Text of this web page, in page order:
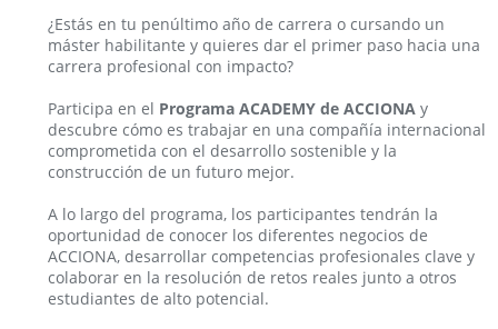
¿Estás en tu penúltimo año de carrera o cursando un
máster habilitante y quieres dar el primer paso hacia una
carrera profesional con impacto?
Participa en el Programa ACADEMY de ACCIONA y
descubre cómo es trabajar en una compañía internacional
comprometida con el desarrollo sostenible y la
construcción de un futuro mejor.
A lo largo del programa, los participantes tendrán la
oportunidad de conocer los diferentes negocios de
ACCIONA, desarrollar competencias profesionales clave y
colaborar en la resolución de retos reales junto a otros
estudiantes de alto potencial.